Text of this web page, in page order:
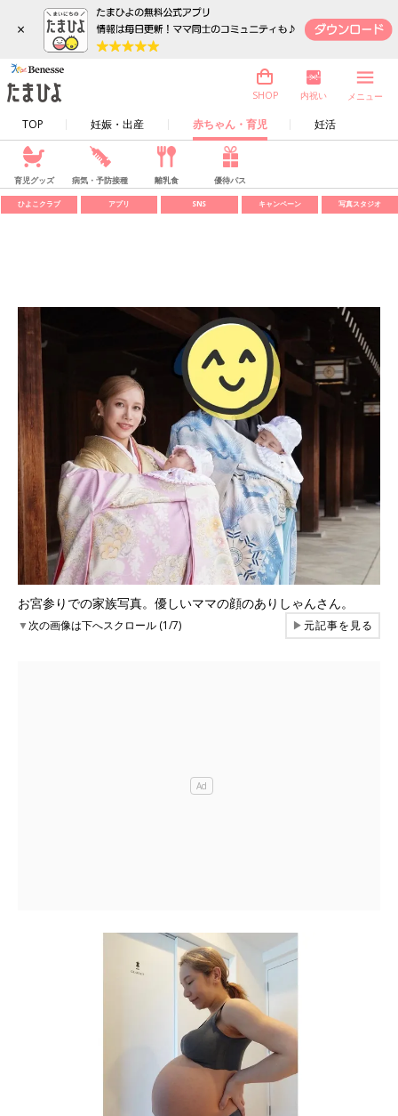
×
TOP 妊娠・出産 赤ちゃん・育児 妊活
SHOP 内祝い メニュー
育児グッズ 病気・予防接種 離乳食 優待パス
ひよこクラブ アプリ SNS キャンペーン 写真スタジオ
お宮参りでの家族写真。優しいママの顔のありしゃんさん。
▼次の画像は下へスクロール (1/7) ▶元記事を見る